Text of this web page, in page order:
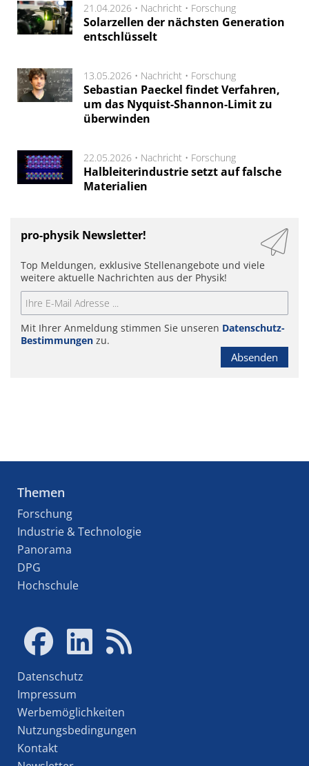
21.04.2026 • Nachricht • Forschung
Solarzellen der nächsten Generation
entschlüsselt
13.05.2026 • Nachricht • Forschung
Sebastian Paeckel findet Verfahren,
um das Nyquist-Shannon-Limit zu
überwinden
22.05.2026 • Nachricht • Forschung
Halbleiterindustrie setzt auf falsche
Materialien
pro-physik Newsletter!
Top Meldungen, exklusive Stellenangebote und viele
weitere aktuelle Nachrichten aus der Physik!
Mit Ihrer Anmeldung stimmen Sie unseren Datenschutz-
Bestimmungen zu.
Absenden
Themen
Forschung
Industrie & Technologie
Panorama
DPG
Hochschule
Datenschutz
Impressum
Werbemöglichkeiten
Nutzungsbedingungen
Kontakt